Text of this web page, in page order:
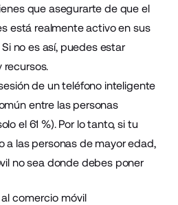
que asegurarte de que el
está realmente activo en sus
no es así, puedes estar
de un teléfono inteligente
entre las personas
el 61 %). Por lo tanto, si tu
a las personas de mayor edad,
no sea donde debes poner
comercio móvil